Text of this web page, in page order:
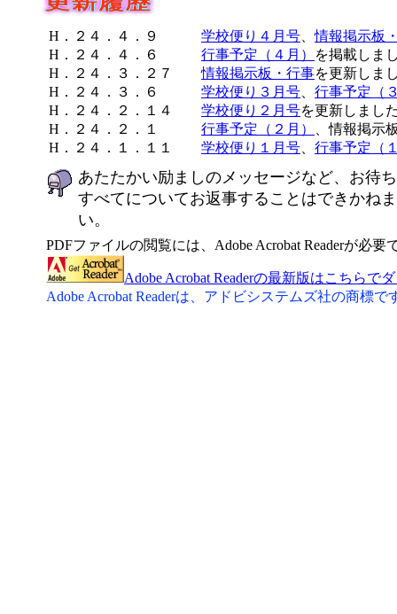
H．２４．４．９ 学校便り４月号 、情報掲示板
H．２４．４．６ 行事予定（４月）
を掲載しま
H．２４．３．２７情報掲示板・行事を更新しま
H．２４．３．６ 学校便り３月号
行事予定（
H．２４．２．１４ 学校便り２月号を更新しまし
H．２４．２．１ 行事予定（２月）
、情報掲示
H．２４．１．１１ 学校便り１月号 行事予定（
PDFファイルの閲覧には、Adobe Acrobat Readerが必要
Adobe Acrobat Readerの最新版はこちらで
Adobe Acrobat Readerは、アドビシステムズ社の商標で
あたたかい励ましのメッセージなど、お待
すべてについてお返事することはできかね
い。